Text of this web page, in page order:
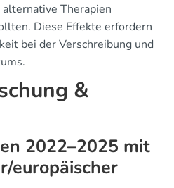
Therapien
Diese Effekte erfordern
bei der Verschreibung und
&
2022–2025 mit
europäischer